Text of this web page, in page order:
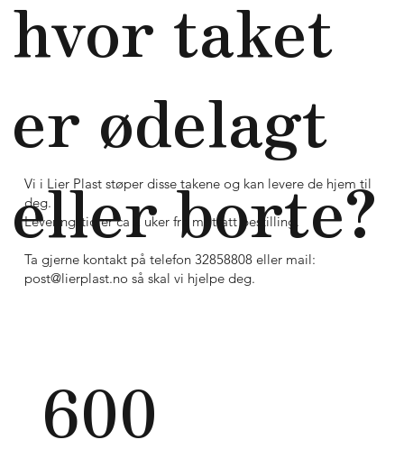
hvor taket
er ødelagt
eller borte?
Vi i Lier Plast støper disse takene og kan levere de hjem til
deg.
Leveringstid er ca 2 uker fra mottatt bestilling.
Ta gjerne kontakt på telefon 32858808 eller mail:
post@lierplast.no så skal vi hjelpe deg.
600